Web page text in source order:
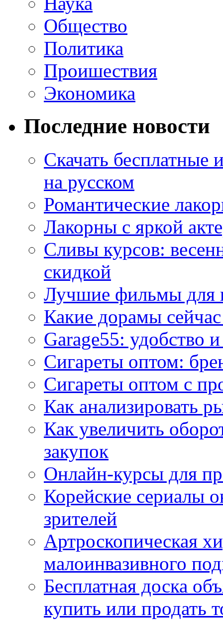
Общество
Политика
Проишествия
Экономика
Последние новости
Скачать
на русском
Романтические
Лакорны с яркой
Сливы курсов:
скидкой
Лучшие фильмы для
Какие дорамы
Garage55: удобство
Сигареты оптом:
Сигареты оптом с
Как анализировать
Как увеличить
закупок
Онлайн-курсы для
Корейские сериалы
зрителей
Артроскопическая
малоинвазивного
Бесплатная доска
купить или продать